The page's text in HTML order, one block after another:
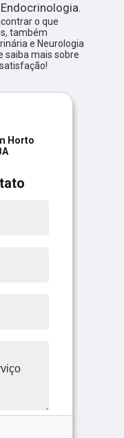
o que
também
e Neurologia
saiba mais sobre
Horto